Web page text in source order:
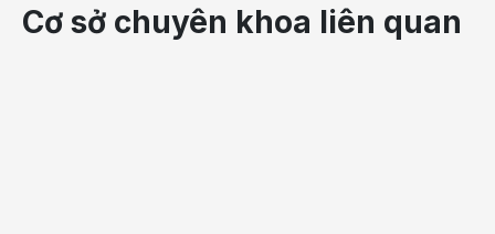
Cơ sở chuyên khoa liên quan